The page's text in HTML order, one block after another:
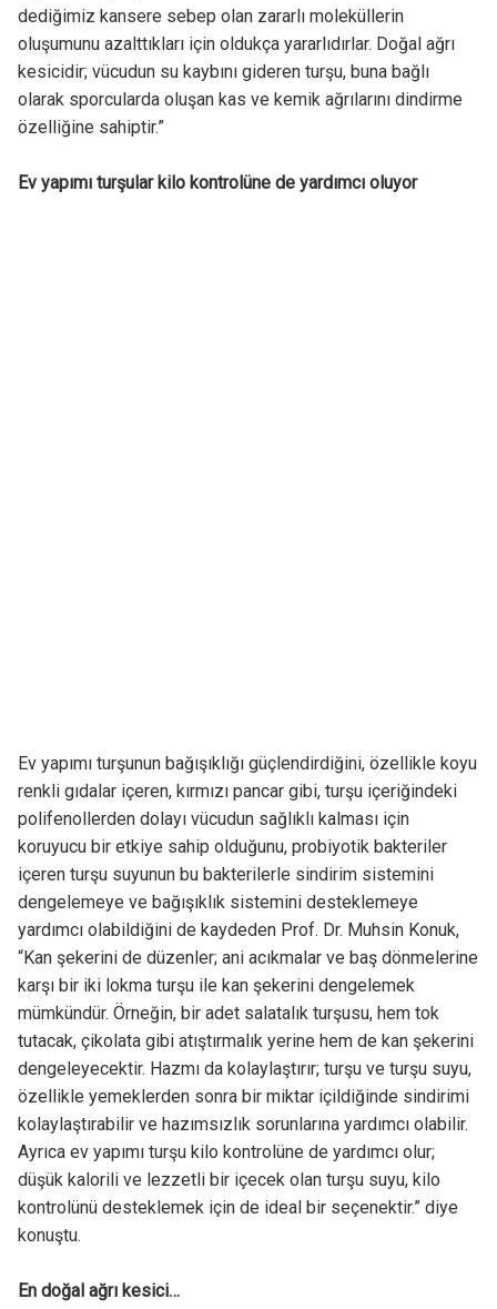
dediğimiz kansere sebep olan zararlı moleküllerin
oluşumunu azalttıkları için oldukça yararlıdırlar. Doğal ağrı
kesicidir; vücudun su kaybını gideren turşu, buna bağlı
olarak sporcularda oluşan kas ve kemik ağrılarını dindirme
özelliğine sahiptir.”
Ev yapımı turşular kilo kontrolüne de yardımcı oluyor
Ev yapımı turşunun bağışıklığı güçlendirdiğini, özellikle koyu
renkli gıdalar içeren, kırmızı pancar gibi, turşu içeriğindeki
polifenollerden dolayı vücudun sağlıklı kalması için
koruyucu bir etkiye sahip olduğunu, probiyotik bakteriler
içeren turşu suyunun bu bakterilerle sindirim sistemini
dengelemeye ve bağışıklık sistemini desteklemeye
yardımcı olabildiğini de kaydeden Prof. Dr. Muhsin Konuk,
“Kan şekerini de düzenler; ani acıkmalar ve baş dönmelerine
karşı bir iki lokma turşu ile kan şekerini dengelemek
mümkündür. Örneğin, bir adet salatalık turşusu, hem tok
tutacak, çikolata gibi atıştırmalık yerine hem de kan şekerini
dengeleyecektir. Hazmı da kolaylaştırır; turşu ve turşu suyu,
özellikle yemeklerden sonra bir miktar içildiğinde sindirimi
kolaylaştırabilir ve hazımsızlık sorunlarına yardımcı olabilir.
Ayrıca ev yapımı turşu kilo kontrolüne de yardımcı olur;
düşük kalorili ve lezzetli bir içecek olan turşu suyu, kilo
kontrolünü desteklemek için de ideal bir seçenektir.” diye
konuştu.
En doğal ağrı kesici…